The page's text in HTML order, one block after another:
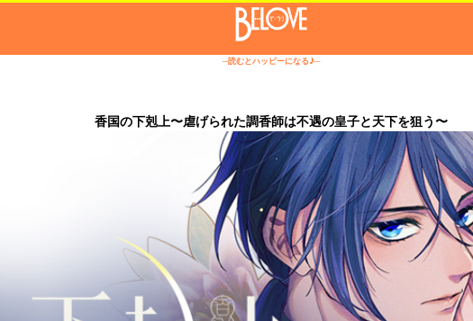
─読むとハッピーになる♪─
香国の下剋上〜虐げられた調香師は不遇の皇子と天下を狙う〜